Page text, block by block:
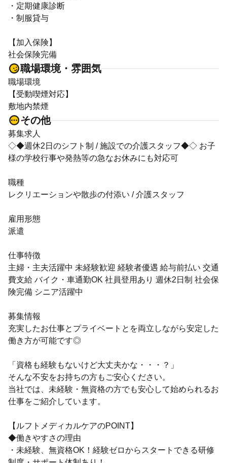
・定期健康診断
・制服貸与
【加入保険】
社会保険完備
職場環境・雰囲気
職場環境
【受動喫煙対応】
敷地内禁煙
その他
募集求人
◇◆週休2日のシフト制 / 施設での介護スタッフ◆◇ お子
様の学校行事や発熱等の急なお休みにも対応可
職種
レクリエーションや散歩の付添い / 介護スタッフ
雇用形態
派遣
仕事特徴
主婦・主夫活躍中 未経験歓迎 経験者優遇 給与前払い 交通
費支給 バイク・車通勤OK 社員登用あり 週休2日制 社会保
険完備 シニア活躍中
募集情報
充実したお仕事とプライベートとを両立しながら安定した
働き方が可能です◎
「資格も経験もないけど大丈夫かな・・・？」
そんな不安をお持ちの方もご安心ください。
当社では、未経験・無資格の方でも安心して始められるお
仕事をご紹介しています。
【ルフトメディカルケアのPOINT】
◆働きやすさの理由
・未経験、無資格OK！経験ゼロからスタートできる研修